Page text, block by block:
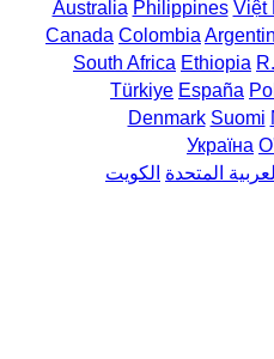
Australia Philippines Việt
Canada Colombia
South Africa Ethiopia
Türkiye España
Denmark Suomi
Україна
المتحدة الكويت